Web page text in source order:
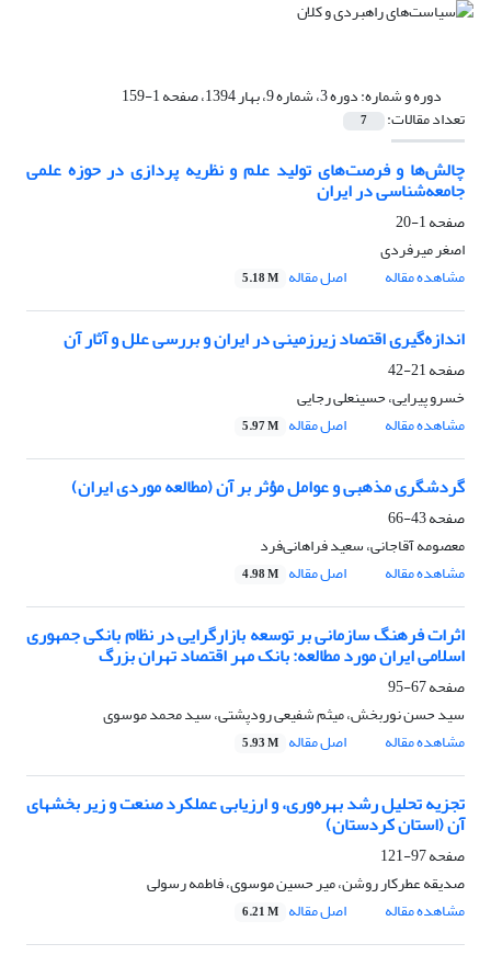
دوره و شماره:دوره 3، شماره 9، بهار 1394، صفحه 1-159
تعداد مقالات: 7
چالش‌ها و فرصت‌های تولید علم و نظریه پردازی در حوزه علمی
جامعه‌شناسی در ایران
صفحه1-20
اصغر میرفردی
مشاهده مقاله
اصل مقاله 5.18 M
اندازه‌گیری اقتصاد زیرزمینی در ایران و بررسی علل و آثار آن
صفحه21-42
خسرو پیرایی، حسینعلی رجایی
مشاهده مقاله
اصل مقاله 5.97 M
گردشگری مذهبی و عوامل مؤثر بر آن (مطالعه موردی ایران)
صفحه43-66
معصومه آقاجانی، سعید فراهانی‌فرد
مشاهده مقاله
اصل مقاله 4.98 M
اثرات فرهنگ سازمانی بر توسعه بازارگرایی در نظام بانکی جمهوری
اسلامی ایران مورد مطالعه: بانک مهر اقتصاد تهران بزرگ
صفحه67-95
سید حسن نوربخش، میثم شفیعی رودپشتی، سید محمد موسوی
مشاهده مقاله
اصل مقاله 5.93 M
تجزیه تحلیل رشد بهره‌وری، و ارزیابی عملکرد صنعت و زیر بخشهای
آن (استان کردستان)
صفحه97-121
صدیقه عطرکار روشن، میر حسین موسوی، فاطمه رسولی
مشاهده مقاله
اصل مقاله 6.21 M